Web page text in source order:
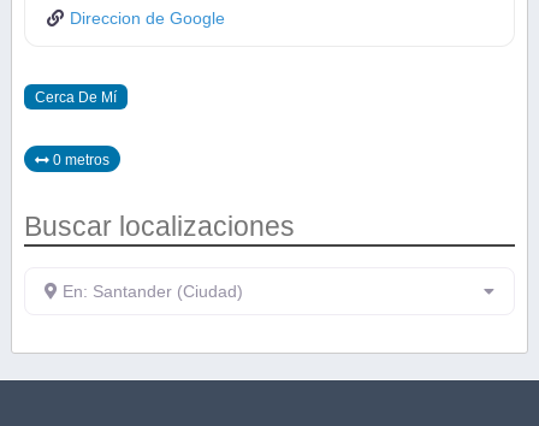
Direccion de Google
Cerca De Mí
0 metros
Buscar localizaciones
En: Santander (Ciudad)